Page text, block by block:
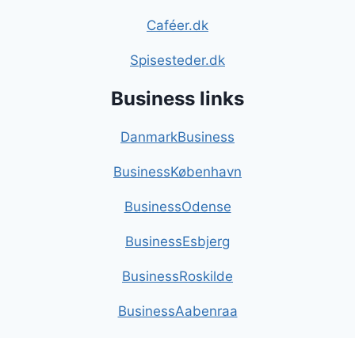
Caféer.dk
Spisesteder.dk
Business links
DanmarkBusiness
BusinessKøbenhavn
BusinessOdense
BusinessEsbjerg
BusinessRoskilde
BusinessAabenraa